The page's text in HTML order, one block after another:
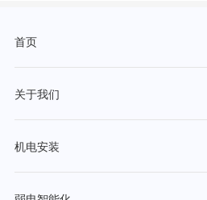
首页
关于我们
机电安装